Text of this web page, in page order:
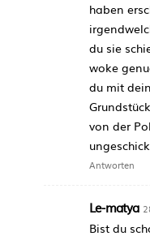
haben
du sie
woke
du mit
von der
Antworten
Le-matya
Bist du